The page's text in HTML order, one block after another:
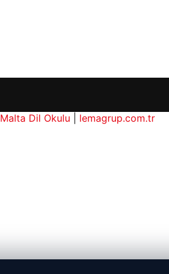
Malta Dil Okulu
lemagrup.com.tr